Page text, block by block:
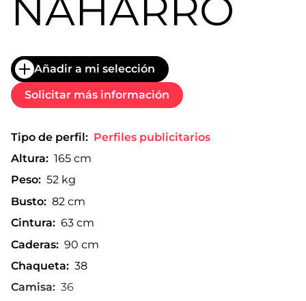
Añadir a mi selección
Solicitar más información
Tipo de perfil: Perfiles publicitarios
Altura: 165 cm
Peso: 52 kg
Busto: 82 cm
Cintura: 63 cm
Caderas: 90 cm
Chaqueta: 38
Camisa: 36